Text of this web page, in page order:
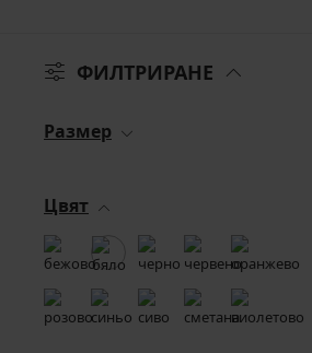
ФИЛТРИРАНЕ
Размер
Цвят